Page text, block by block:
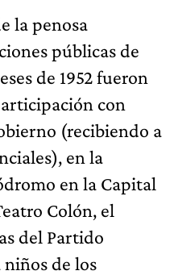
la penosa
públicas de
de 1952 fueron
con
(recibiendo a
en la
en la Capital
Colón, el
del Partido
niños de los